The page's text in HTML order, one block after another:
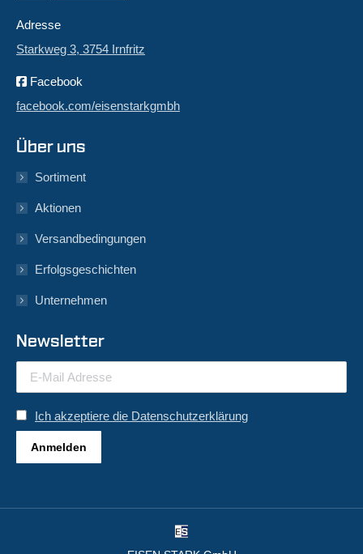
Adresse
Starkweg 3, 3754 Irnfritz
Facebook
facebook.com/eisenstarkgmbh
Über uns
Sortiment
Aktionen
Versandbedingungen
Erfolgsgeschichten
Unternehmen
Newsletter
Ich akzeptiere die Datenschutzerklärung